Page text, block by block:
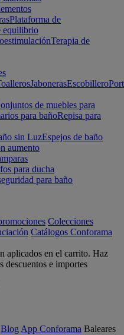
Plataforma de
equilibrio
Terapia de
JabonerasEscobillero
de muebles para
para bañoRepisa para
sin LuzEspejos de baño
aumento
para ducha
para baño
Colecciones
Catálogos Conforama
aplicados en el carrito. Haz
descuentos e importes
Blog App Conforama Baleares